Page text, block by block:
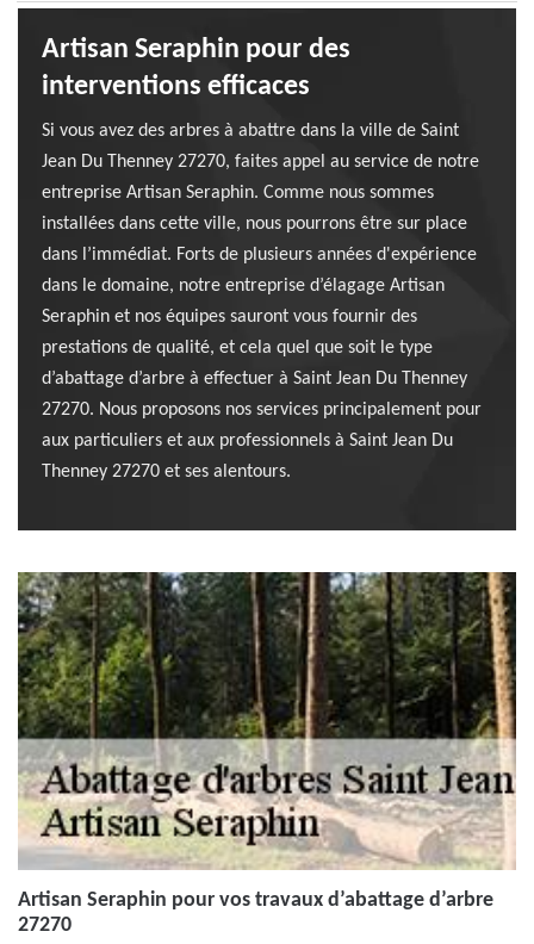
Artisan Seraphin pour des
interventions efficaces
Si vous avez des arbres à abattre dans la ville de Saint
Jean Du Thenney 27270, faites appel au service de notre
entreprise Artisan Seraphin. Comme nous sommes
installées dans cette ville, nous pourrons être sur place
dans l’immédiat. Forts de plusieurs années d'expérience
dans le domaine, notre entreprise d’élagage Artisan
Seraphin et nos équipes sauront vous fournir des
prestations de qualité, et cela quel que soit le type
d’abattage d’arbre à effectuer à Saint Jean Du Thenney
27270. Nous proposons nos services principalement pour
aux particuliers et aux professionnels à Saint Jean Du
Thenney 27270 et ses alentours.
Artisan Seraphin pour vos travaux d’abattage d’arbre
27270